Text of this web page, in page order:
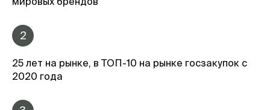
2
25 лет на рынке, в ТОП-10 на рынке госзакупок с
2020 года